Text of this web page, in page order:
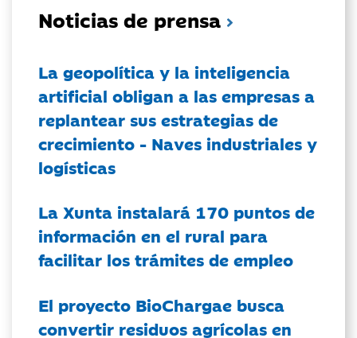
Noticias de prensa
La geopolítica y la inteligencia
artificial obligan a las empresas a
replantear sus estrategias de
crecimiento - Naves industriales y
logísticas
La Xunta instalará 170 puntos de
información en el rural para
facilitar los trámites de empleo
El proyecto BioChargae busca
convertir residuos agrícolas en